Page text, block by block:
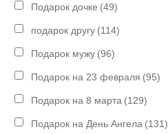
Подарок дочке (49)
подарок другу (114)
Подарок мужу (96)
Подарок на 23 февраля (95)
Подарок на 8 марта (129)
Подарок на День Ангела (131)